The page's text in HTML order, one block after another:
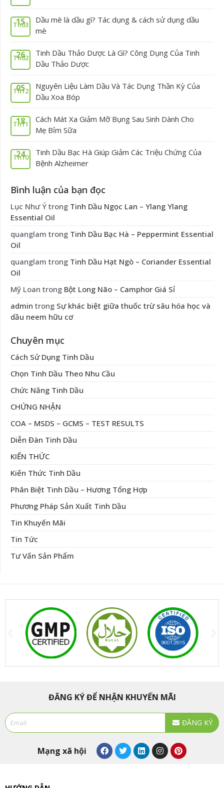
15
Th03
Dầu mè là dầu gì? Tác dụng & cách sử dụng dầu
mè
26
Th02
Tinh Dầu Thảo Dược Là Gì? Công Dụng Của Tinh
Dầu Thảo Dược
05
Th12
Nguyên Liệu Làm Dầu Và Tác Dụng Thần Kỳ Của
Dầu Xoa Bóp
18
Th11
Cách Mát Xa Giảm Mỡ Bụng Sau Sinh Dành Cho
Mẹ Bỉm Sữa
24
Th10
Tinh Dầu Bạc Hà Giúp Giảm Các Triệu Chứng Của
Bệnh Alzheimer
Bình luận của bạn đọc
Lục Như Ý trong Tinh Dầu Ngọc Lan – Ylang Ylang
Essential Oil
quanglam trong Tinh Dầu Bạc Hà – Peppermint Essential
Oil
quanglam trong Tinh Dầu Hạt Ngò – Coriander Essential
Oil
Mỹ Loan trong Bột Long Não – Camphor Giá Sỉ
admin trong Sự khác biệt giữa thuốc trừ sâu hóa học và
dầu neem hữu cơ
Chuyên mục
Cách Sử Dụng Tinh Dầu
Chọn Tinh Dầu Theo Nhu Cầu
Chức Năng Tinh Dầu
CHỨNG NHẬN
COA – MSDS – GCMS – TEST RESULTS
Diễn Đàn Tinh Dầu
KIẾN THỨC
Kiến Thức Tinh Dầu
Phân Biệt Tinh Dầu – Hương Tổng Hợp
Phương Pháp Sản Xuất Tinh Dầu
Tin Khuyến Mãi
Tin Tức
Tư Vấn Sản Phẩm
ĐĂNG KÝ ĐỂ NHẬN KHUYẾN MÃI
Email
ĐĂNG KÝ
Mạng xã hội F
a
c
T
w
i
L
i
n
I
n
s
P
i
n